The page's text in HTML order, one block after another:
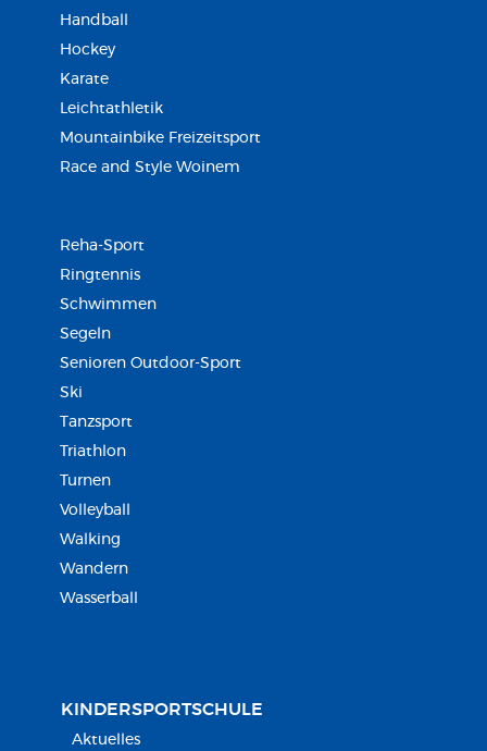
Handball
Hockey
Karate
Leichtathletik
Mountainbike Freizeitsport
Race and Style Woinem
Reha-Sport
Ringtennis
Schwimmen
Segeln
Senioren Outdoor-Sport
Ski
Tanzsport
Triathlon
Turnen
Volleyball
Walking
Wandern
Wasserball
KINDERSPORT­SCHULE
Aktuelles